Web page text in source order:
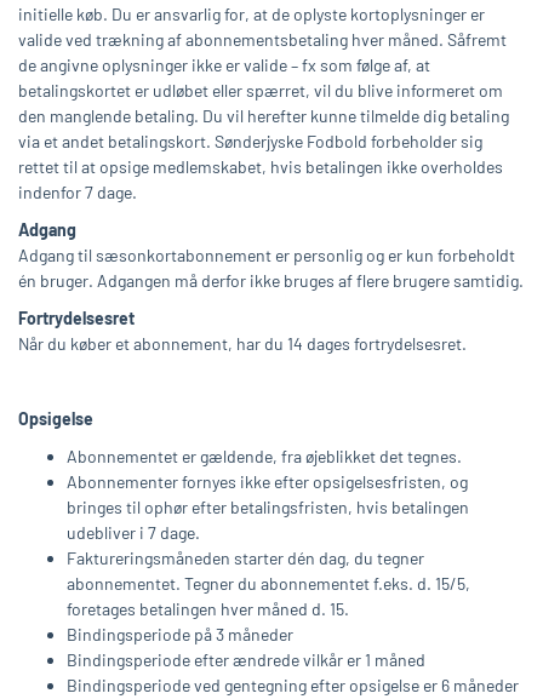
initielle køb. Du er ansvarlig for, at de oplyste kort­oplysninger er
valide ved trækning af abonnementsbetaling hver måned. Såfremt
de angivne oplysninger ikke er valide – fx som følge af, at
betalingskortet er udløbet eller spærret, vil du blive informeret om
den manglende betaling. Du vil herefter kunne tilmelde dig betaling
via et andet betalingskort. Sønderjyske Fodbold forbeholder sig
rettet til at opsige medlemskabet, hvis betalingen ikke overholdes
indenfor 7 dage.
Adgang
Adgang til sæsonkortabonnement er personlig og er kun forbeholdt
én bruger. Adgangen må derfor ikke bruges af flere brugere samtidig.
Fortrydelsesret
Når du køber et abonnement, har du 14 dages fortrydelsesret.
Opsigelse
Abonnementet er gældende, fra øjeblikket det tegnes.
Abonnementer fornyes ikke efter opsigelsesfristen, og
bringes til ophør efter betalingsfristen, hvis betalingen
udebliver i 7 dage.
Faktureringsmåneden starter dén dag, du tegner
abonnementet. Tegner du abonnementet f.eks. d. 15/5,
foretages betalingen hver måned d. 15.
Bindingsperiode på 3 måneder
Bindingsperiode efter ændrede vilkår er 1 måned
Bindingsperiode ved gentegning efter opsigelse er 6 måneder